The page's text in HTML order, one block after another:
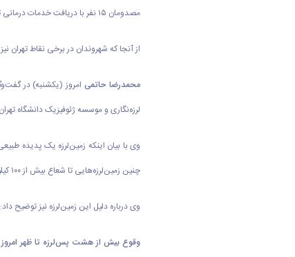
مصدومان ۱۵ نفر با دریافت خدمات درمانی ترخیص شدند و ۲ نفر به دلیل شدت تنش عصبی و یک نفر به دلیل احتمال شکستگی استخوان تحت درمان و مراقبت هستند.
از آنجا که شهروندان در برخی نقاط
محمدرضا حاتمیامروز (یکشنبه) در
لرزه‌نگاری و موسسه ژئوفیزیک دانشگاه
وی با بیان اینکه زمین‌لرزه یک پدیده
چنین زمین‌لرزه‌هایی تا شعاع بیش از ۱۰۰ کیلومتری حس می‌شود، به همین خاطر، این زلزله در حوالی تهران نیز احساس شده است.
وی درباره دلیل این زمین‌لرزه نیز توضیح
وقوع بیش از هشت پس‌لرزه تا ظهر امروز